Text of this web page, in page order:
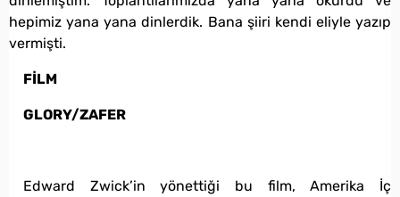
hepimiz yana yana dinlerdik. Bana şiiri kendi eliyle yazıp
vermişti.
FİLM
GLORY/ZAFER
Edward Zwick’in yönettiği bu film, Amerika İç